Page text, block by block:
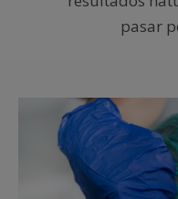
pasar